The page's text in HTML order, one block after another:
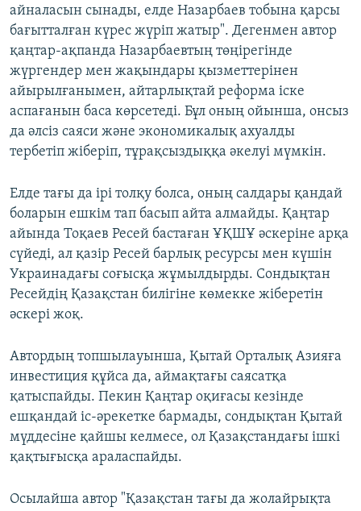
720p 1080p
720p
1080p
айналасын сынады, елде Назарбаев тобына қарсы
бағытталған күрес жүріп жатыр". Дегенмен автор
қаңтар-ақпанда Назарбаевтың төңірегінде
жүргендер мен жақындары қызметтерінен
айырылғанымен, айтарлықтай реформа іске
аспағанын баса көрсетеді. Бұл оның ойынша, онсыз
да әлсіз саяси және экономикалық ахуалды
тербетіп жіберіп, тұрақсыздыққа әкелуі мүмкін.
Елде тағы да ірі толқу болса, оның салдары қандай
боларын ешкім тап басып айта алмайды. Қаңтар
айында Тоқаев Ресей бастаған ҰҚШҰ әскеріне арқа
сүйеді, ал қазір Ресей барлық ресурсы мен күшін
Украинадағы соғысқа жұмылдырды. Сондықтан
Ресейдің Қазақстан билігіне көмекке жіберетін
әскері жоқ.
Автордың топшылауынша, Қытай Орталық Азияға
инвестиция құйса да, аймақтағы саясатқа
қатыспайды. Пекин Қаңтар оқиғасы кезінде
ешқандай іс-әрекетке бармады, сондықтан Қытай
мүддесіне қайшы келмесе, ол Қазақстандағы ішкі
қақтығысқа араласпайды.
Осылайша автор "Қазақстан тағы да жолайрықта